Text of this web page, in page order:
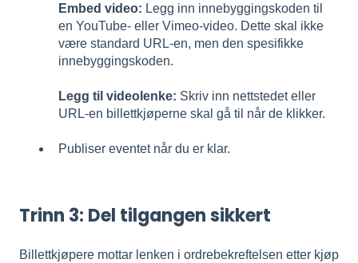
Embed video: Legg inn innebyggingskoden til
en YouTube- eller Vimeo-video. Dette skal ikke
være standard URL-en, men den spesifikke
innebyggingskoden.
Legg til videolenke: Skriv inn nettstedet eller
URL-en billettkjøperne skal gå til når de klikker.
Publiser eventet når du er klar.
Trinn 3: Del tilgangen sikkert
Billettkjøpere mottar lenken i ordrebekreftelsen etter kjøp